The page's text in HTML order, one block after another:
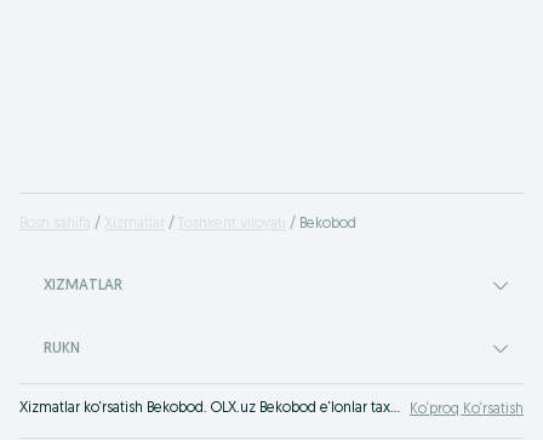
Bosh sahifa Xizmatlar Toshkent viloyati Bekobod
XIZMATLAR
RUKN
Xizmatlar ko‘rsatish Bekobod. OLX.uz Bekobod e‘lonlar taxtasida tez va oson xizmatni topish yoki ko‘rsatish mumkin. Eng yaxshi xizmatni OLX.uzda toping! Ko‘proq Ko‘rsatish